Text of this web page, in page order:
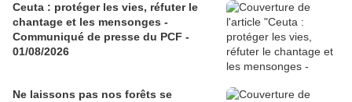
Ceuta : protéger les vies, réfuter le
chantage et les mensonges -
Communiqué de presse du PCF -
01/08/2026
Ne laissons pas nos forêts se